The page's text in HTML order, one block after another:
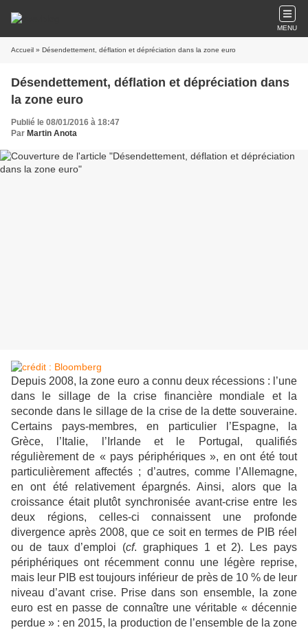
MENU
Accueil » Désendettement, déflation et dépréciation dans la zone euro
Désendettement, déflation et dépréciation dans
la zone euro
Publié le 08/01/2016 à 18:47
Par Martin Anota
Depuis 2008, la zone euro a connu deux récessions : l’une
dans le sillage de la crise financière mondiale et la
seconde dans le sillage de la crise de la dette souveraine.
Certains pays-membres, en particulier l’Espagne, la
Grèce, l’Italie, l’Irlande et le Portugal, qualifiés
régulièrement de « pays périphériques », en ont été tout
particulièrement affectés ; d’autres, comme l’Allemagne,
en ont été relativement épargnés. Ainsi, alors que la
croissance était plutôt synchronisée avant-crise entre les
deux régions, celles-ci connaissent une profonde
divergence après 2008, que ce soit en termes de PIB réel
ou de taux d’emploi (cf. graphiques 1 et 2). Les pays
périphériques ont récemment connu une légère reprise,
mais leur PIB est toujours inférieur de près de 10 % de leur
niveau d’avant crise. Prise dans son ensemble, la zone
euro est en passe de connaître une véritable « décennie
perdue » : en 2015, la production de l’ensemble de la zone